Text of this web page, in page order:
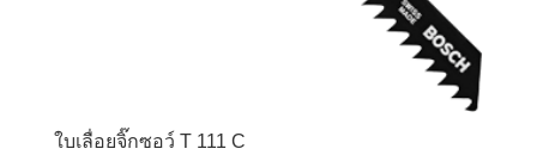
ใบเลื่อยจิ๊กซอว์ T 111 C